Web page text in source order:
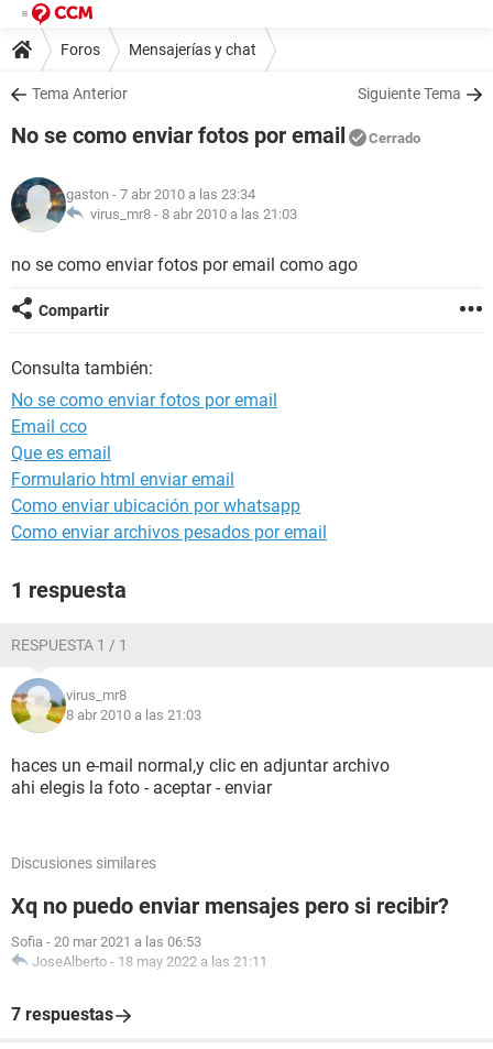
Foros Mensajerías y chat
Tema Anterior Siguiente Tema
No se como enviar fotos por email Cerrado
gaston - 7 abr 2010 a las 23:34
virus_mr8 - 8 abr 2010 a las 21:03
no se como enviar fotos por email como ago
Compartir
Consulta también:
No se como enviar fotos por email
Email cco
Que es email
Formulario html enviar email
Como enviar ubicación por whatsapp
Como enviar archivos pesados por email
1 respuesta
RESPUESTA 1 / 1
virus_mr8
8 abr 2010 a las 21:03
haces un e-mail normal,y clic en adjuntar archivo
ahi elegis la foto - aceptar - enviar
Discusiones similares
Xq no puedo enviar mensajes pero si recibir?
Sofia - 20 mar 2021 a las 06:53
JoseAlberto - 18 may 2022 a las 21:11
7 respuestas